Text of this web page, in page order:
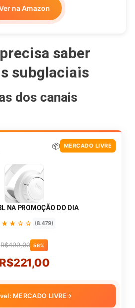
na Amazon
saber
subglaciais
dos canais
📦 MERCADO LIVRE
NA PROMOÇÃO DO DIA
(8.479)
R$499,00 56%
R$221,00
MERCADO LIVRE→